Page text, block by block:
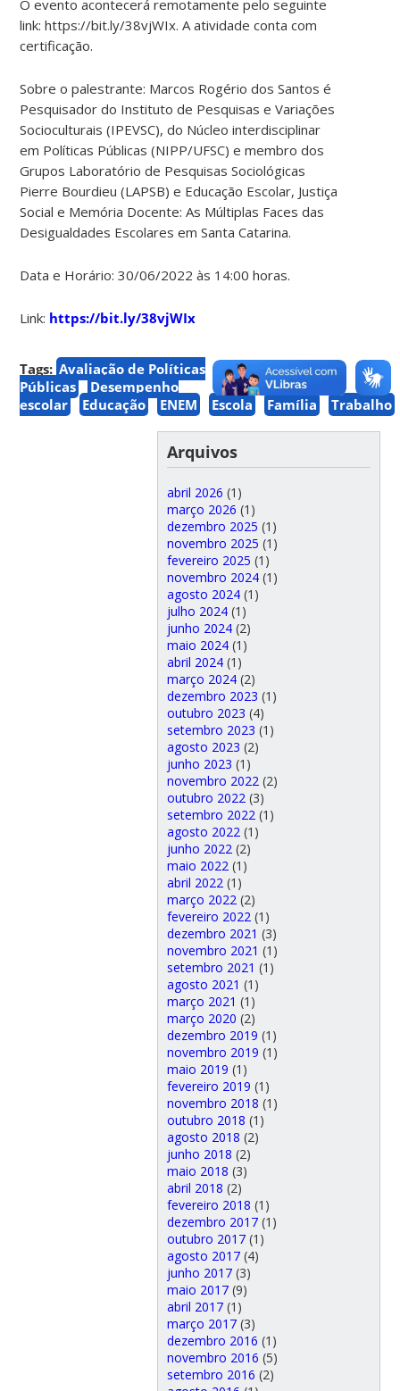
O evento acontecerá remotamente pelo seguinte
link: https://bit.ly/38vjWIx. A atividade conta com
certificação.
Sobre o palestrante: Marcos Rogério dos Santos é
Pesquisador do Instituto de Pesquisas e Variações
Socioculturais (IPEVSC), do Núcleo interdisciplinar
em Políticas Públicas (NIPP/UFSC) e membro dos
Grupos Laboratório de Pesquisas Sociológicas
Pierre Bourdieu (LAPSB) e Educação Escolar, Justiça
Social e Memória Docente: As Múltiplas Faces das
Desigualdades Escolares em Santa Catarina.
Data e Horário: 30/06/2022 às 14:00 horas.
Link: https://bit.ly/38vjWIx
Tags: Avaliação de Políticas
Públicas
Desempenho
escolar
Educação ENEM Escola Família Trabalho
Arquivos
abril 2026 (1)
março 2026 (1)
dezembro 2025 (1)
novembro 2025 (1)
fevereiro 2025 (1)
novembro 2024(1)
agosto 2024(1)
julho 2024(1)
junho 2024(2)
maio 2024(1)
abril 2024(1)
março 2024(2)
dezembro 2023 (1)
outubro 2023 (4)
setembro 2023 (1)
agosto 2023 (2)
junho 2023 (1)
novembro 2022 (2)
outubro 2022 (3)
setembro 2022 (1)
agosto 2022 (1)
junho 2022 (2)
maio 2022 (1)
abril 2022 (1)
março 2022 (2)
fevereiro 2022 (1)
dezembro 2021 (3)
novembro 2021 (1)
setembro 2021 (1)
agosto 2021 (1)
março 2021 (1)
março 2020 (2)
dezembro 2019 (1)
novembro 2019 (1)
maio 2019 (1)
fevereiro 2019 (1)
novembro 2018 (1)
outubro 2018 (1)
agosto 2018 (2)
junho 2018 (2)
maio 2018 (3)
abril 2018 (2)
fevereiro 2018 (1)
dezembro 2017(1)
outubro 2017(1)
agosto 2017(4)
junho 2017(3)
maio 2017(9)
abril 2017(1)
março 2017(3)
dezembro 2016 (1)
novembro 2016 (5)
setembro 2016 (2)